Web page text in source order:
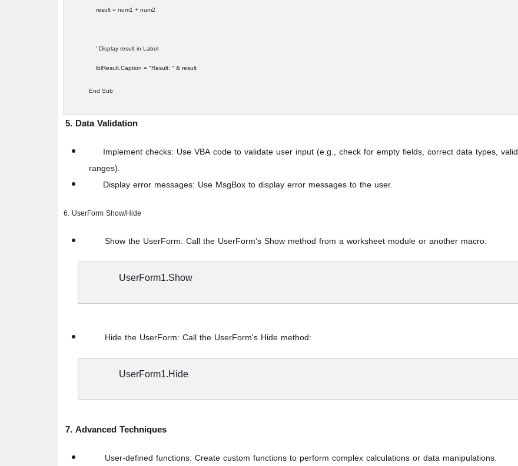
result = num1 + num2
' Display result in Label
lblResult.Caption = "Result: " & result
End Sub
5. Data Validation
Implement checks: Use VBA code to validate user input (e.g., check for empty fields, correct data types, valid
ranges).
Display error messages: Use MsgBox to display error messages to the user.
6. UserForm Show/Hide
Show the UserForm: Call the UserForm's Show method from a worksheet module or another macro:
UserForm1.Show
Hide the UserForm: Call the UserForm's Hide method:
UserForm1.Hide
7. Advanced Techniques
User-defined functions: Create custom functions to perform complex calculations or data manipulations.